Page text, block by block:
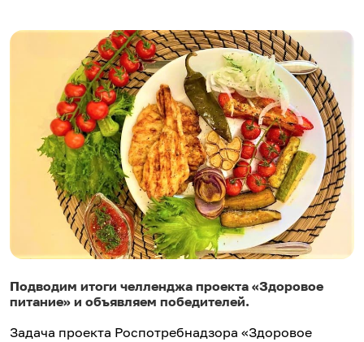
Подводим итоги челленджа проекта «Здоровое
питание» и объявляем победителей.
Задача проекта Роспотребнадзора «Здоровое